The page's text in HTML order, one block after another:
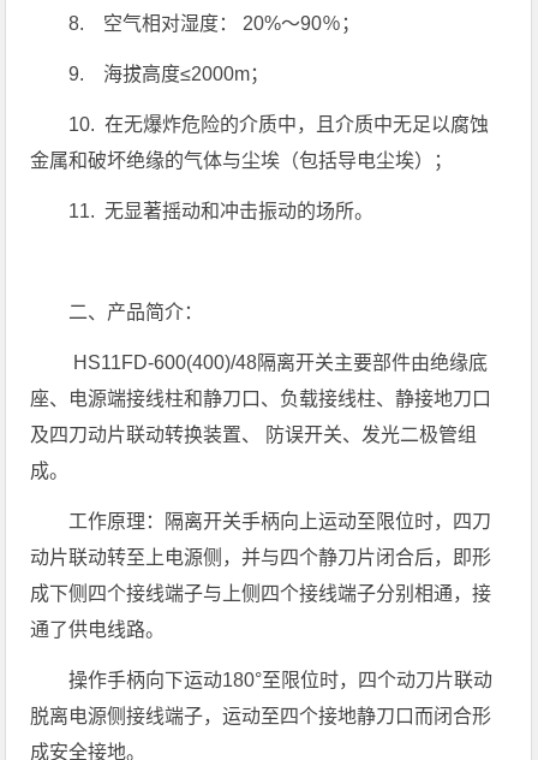
8. 空气相对湿度： 20%～90％；
9. 海拔高度≤2000m；
10. 在无爆炸危险的介质中，且介质中无足以腐蚀
金属和破坏绝缘的气体与尘埃（包括导电尘埃）；
11. 无显著摇动和冲击振动的场所。
二、产品简介：
HS11FD-600(400)/48隔离开关主要部件由绝缘底
座、电源端接线柱和静刀口、负载接线柱、静接地刀口
及四刀动片联动转换装置、 防误开关、发光二极管组
成。
工作原理：隔离开关手柄向上运动至限位时，四刀
动片联动转至上电源侧，并与四个静刀片闭合后，即形
成下侧四个接线端子与上侧四个接线端子分别相通，接
通了供电线路。
操作手柄向下运动180°至限位时，四个动刀片联动
脱离电源侧接线端子，运动至四个接地静刀口而闭合形
成安全接地。